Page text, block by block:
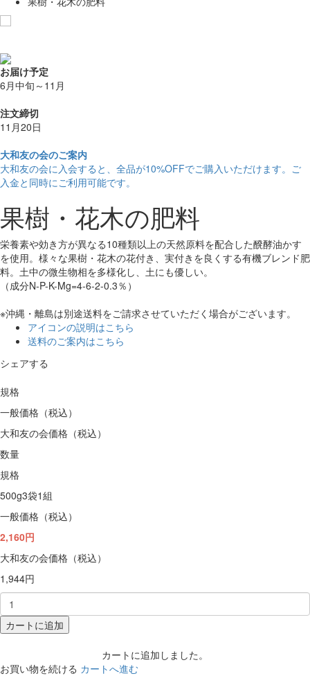
お届け予定
6月中旬～11月
注文締切
11月20日
大和友の会のご案内
大和友の会に入会すると、 全品が10%OFFでご購入いただけます。ご
入金と同時にご利用可能です。
果樹・花木の肥料
栄養素や効き方が異なる10種類以上の天然原料を配合した醗酵油かす
を使用。様々な果樹・花木の花付き、実付きを良くする有機ブレンド肥
料。土中の微生物相を多様化し、土にも優しい。
（成分N-P-K-Mg=4-6-2-0.3％）
※沖縄・離島は別途送料をご請求させていただく場合がございます。
アイコンの説明はこちら
送料のご案内はこちら
シェアする
規格
一般価格（税込）
大和友の会価格（税込）
数量
規格
500g3袋1組
一般価格（税込）
2,160円
大和友の会価格（税込）
1,944円
カートに追加
カートに追加しました。
お買い物を続ける カートへ進む